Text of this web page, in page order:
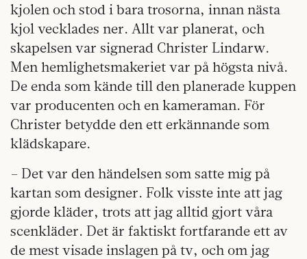
kjolen och stod i bara trosorna, innan nästa
kjol vecklades ner. Allt var planerat, och
skapelsen var signerad Christer Lindarw.
Men hemlighetsmakeriet var på högsta nivå.
De enda som kände till den planerade kuppen
var producenten och en kameraman. För
Christer betydde den ett erkännande som
klädskapare.
– Det var den händelsen som satte mig på
kartan som designer. Folk visste inte att jag
gjorde kläder, trots att jag alltid gjort våra
scenkläder. Det är faktiskt fortfarande ett av
de mest visade inslagen på tv, och om jag